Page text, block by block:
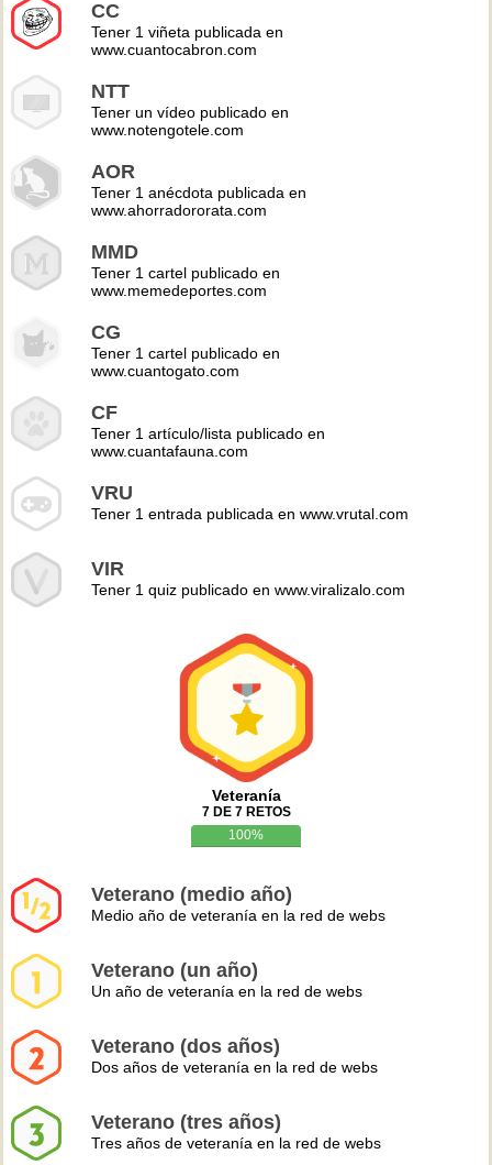
CC
Tener 1 viñeta publicada en
www.cuantocabron.com
NTT
Tener un vídeo publicado en
www.notengotele.com
AOR
Tener 1 anécdota publicada en
www.ahorradororata.com
MMD
Tener 1 cartel publicado en
www.memedeportes.com
CG
Tener 1 cartel publicado en
www.cuantogato.com
CF
Tener 1 artículo/lista publicado en
www.cuantafauna.com
VRU
Tener 1 entrada publicada en www.vrutal.com
VIR
Tener 1 quiz publicado en www.viralizalo.com
Veteranía
7 DE 7 RETOS
100%
Veterano (medio año)
Medio año de veteranía en la red de webs
Veterano (un año)
Un año de veteranía en la red de webs
Veterano (dos años)
Dos años de veteranía en la red de webs
Veterano (tres años)
Tres años de veteranía en la red de webs